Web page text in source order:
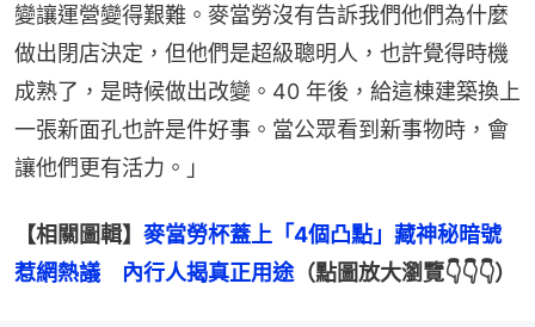
變讓運營變得艱難。麥當勞沒有告訴我們他們為什麼
做出閉店決定，但他們是超級聰明人，也許覺得時機
成熟了，是時候做出改變。40 年後，給這棟建築換上
一張新面孔也許是件好事。當公眾看到新事物時，會
讓他們更有活力。」
【相關圖輯】 麥當勞杯蓋上「4個凸點」藏神秘暗號
惹網熱議　內行人揭真正用途 （點圖放大瀏覽👇👇👇）